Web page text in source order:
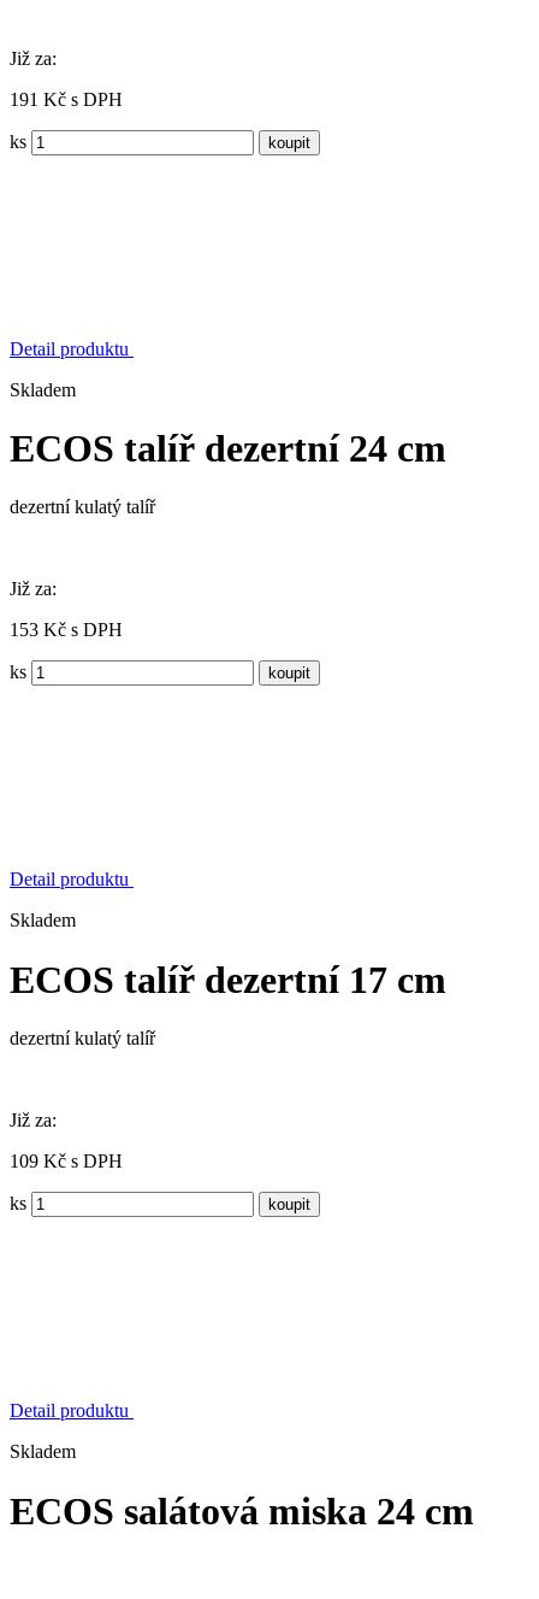
Již za:
191 Kč s DPH
ks
Detail produktu
Skladem
ECOS talíř dezertní 24 cm
dezertní kulatý talíř
Již za:
153 Kč s DPH
ks
Detail produktu
Skladem
ECOS talíř dezertní 17 cm
dezertní kulatý talíř
Již za:
109 Kč s DPH
ks
Detail produktu
Skladem
ECOS salátová miska 24 cm